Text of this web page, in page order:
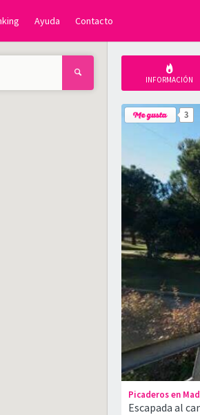
Ayuda Contacto
INFORMACIÓN
3
Picaderos en
Escapada al